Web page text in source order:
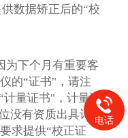
数据矫正后的“校
为下个月有重要客
的“证书"，请注
计量证书"，计量证
没有资质出具计量
求提供“校正证
电话